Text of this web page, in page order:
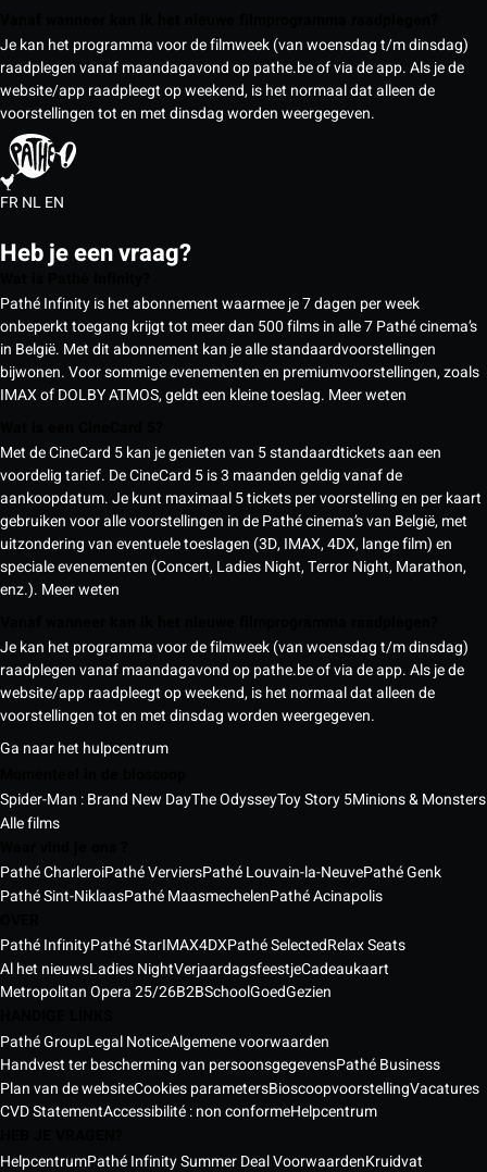
Je kan het programma voor de filmweek (van woensdag t/m dinsdag)
raadplegen vanaf maandagavond op pathe.be of via de app. Als je de
website/app raadpleegt op weekend, is het normaal dat alleen de
voorstellingen tot en met dinsdag worden weergegeven.
FRNLEN
Heb je een vraag?
Pathé Infinity is het abonnement waarmee je 7 dagen per week
onbeperkt toegang krijgt tot meer dan 500 films in alle 7 Pathé cinema’s
in België. Met dit abonnement kan je alle standaardvoorstellingen
bijwonen. Voor sommige evenementen en premiumvoorstellingen, zoals
IMAX of DOLBY ATMOS, geldt een kleine toeslag. Meer weten
Met de CineCard 5 kan je genieten van 5 standaardtickets aan een
voordelig tarief. De CineCard 5 is 3 maanden geldig vanaf de
aankoopdatum. Je kunt maximaal 5 tickets per voorstelling en per kaart
gebruiken voor alle voorstellingen in de Pathé cinema’s van België, met
uitzondering van eventuele toeslagen (3D, IMAX, 4DX, lange film) en
speciale evenementen (Concert, Ladies Night, Terror Night, Marathon,
enz.). Meer weten
Je kan het programma voor de filmweek (van woensdag t/m dinsdag)
raadplegen vanaf maandagavond op pathe.be of via de app. Als je de
website/app raadpleegt op weekend, is het normaal dat alleen de
voorstellingen tot en met dinsdag worden weergegeven.
Ga naar het hulpcentrum
Spider-Man : Brand New DayThe OdysseyToy Story 5Minions & Monsters
Alle films
Pathé CharleroiPathé VerviersPathé Louvain-la-NeuvePathé Genk
Pathé Sint-NiklaasPathé MaasmechelenPathé Acinapolis
Pathé InfinityPathé StarIMAX4DXPathé SelectedRelax Seats
Al het nieuwsLadies NightVerjaardagsfeestjeCadeaukaart
Metropolitan Opera 25/26B2BSchoolGoedGezien
Pathé GroupLegal NoticeAlgemene voorwaarden
Handvest ter bescherming van persoonsgegevensPathé Business
Plan van de websiteCookies parametersBioscoopvoorstellingVacatures
CVD StatementAccessibilité : non conformeHelpcentrum
HelpcentrumPathé Infinity Summer Deal VoorwaardenKruidvat